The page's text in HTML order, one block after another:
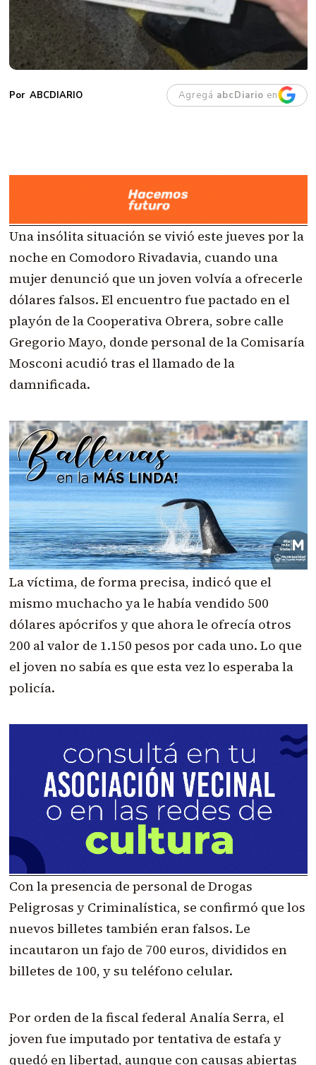
ABCDIARIO Agregá abcDiario en
Una insólita situación se vivió este jueves por la
noche en Comodoro Rivadavia, cuando una
mujer denunció que un joven volvía a ofrecerle
dólares falsos. El encuentro fue pactado en el
playón de la Cooperativa Obrera, sobre calle
Gregorio Mayo, donde personal de la Comisaría
Mosconi acudió tras el llamado de la
damnificada.
La víctima, de forma precisa, indicó que el
mismo muchacho ya le había vendido 500
dólares apócrifos y que ahora le ofrecía otros
200 al valor de 1.150 pesos por cada uno. Lo que
el joven no sabía es que esta vez lo esperaba la
policía.
Con la presencia de personal de Drogas
Peligrosas y Criminalística, se confirmó que los
nuevos billetes también eran falsos. Le
incautaron un fajo de 700 euros, divididos en
billetes de 100, y su teléfono celular.
Por orden de la fiscal federal Analía Serra, el
joven fue imputado por tentativa de estafa y
quedó en libertad, aunque con causas abiertas